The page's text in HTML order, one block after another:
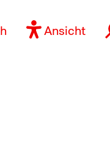
Ansicht